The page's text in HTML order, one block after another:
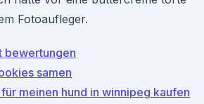
Fotoaufleger.
bewertungen
samen
meinen hund in winnipeg kaufen